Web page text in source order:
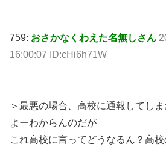
759: おさかなくわえた名無しさん
16:00:07 ID:cHi6h71W
＞最悪の場合、高校に通報してし
よーわからんのだが
これ高校に言ってどうなるん？高